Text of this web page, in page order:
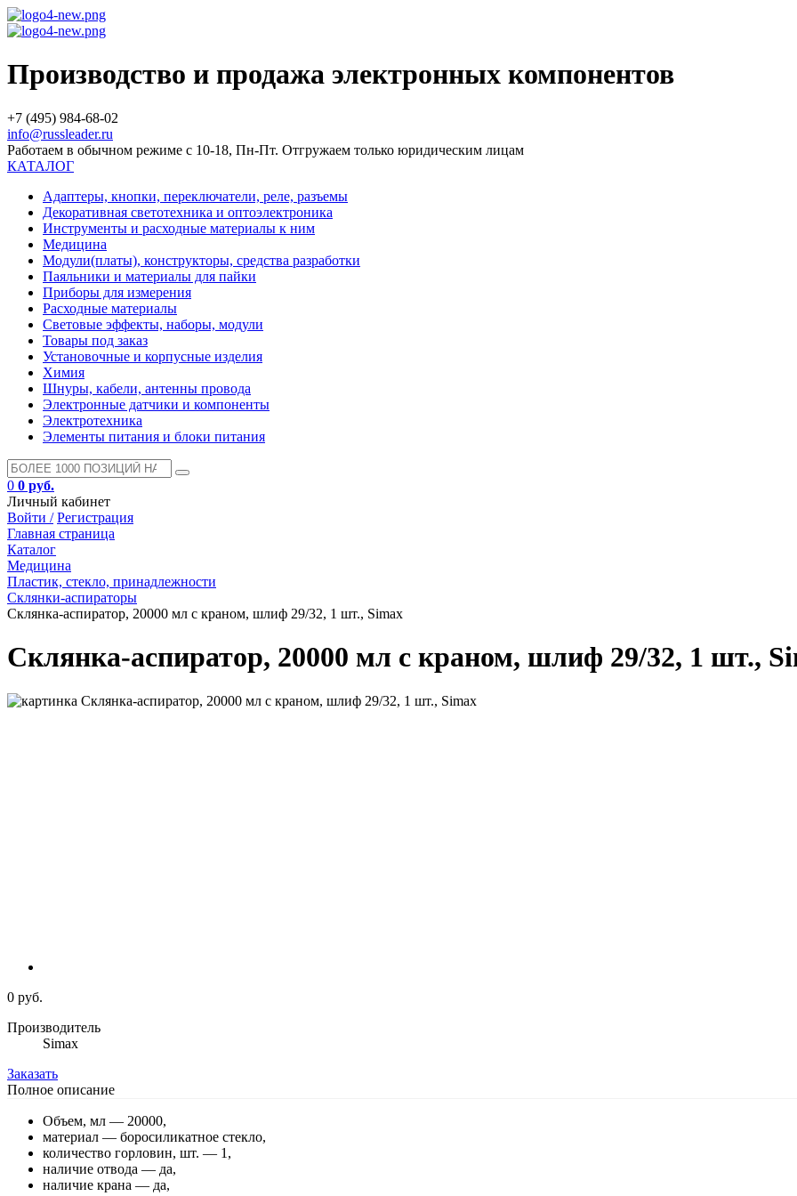
Производство и продажа электронных компонентов
+7 (495) 984-68-02
info@russleader.ru
Работаем в обычном режиме с 10-18, Пн-Пт. Отгружаем только юридическим лицам
КАТАЛОГ
Адаптеры, кнопки, переключатели, реле, разъемы
Декоративная светотехника и оптоэлектроника
Инструменты и расходные материалы к ним
Медицина
Модули(платы), конструкторы, средства разработки
Паяльники и материалы для пайки
Приборы для измерения
Расходные материалы
Световые эффекты, наборы, модули
Товары под заказ
Установочные и корпусные изделия
Химия
Шнуры, кабели, антенны провода
Электронные датчики и компоненты
Электротехника
Элементы питания и блоки питания
0 0 руб.
Личный кабинет
Войти / Регистрация
Главная страница
Каталог
Медицина
Пластик, стекло, принадлежности
Склянки-аспираторы
Склянка-аспиратор, 20000 мл с краном, шлиф 29/32, 1 шт., Simax
Склянка-аспиратор, 20000 мл с краном, шлиф 29/32, 1 шт.,
0 руб.
Производитель
Simax
Заказать
Полное описание
Объем, мл — 20000,
материал — боросиликатное стекло,
количество горловин, шт. — 1,
наличие отвода — да,
наличие крана — да,